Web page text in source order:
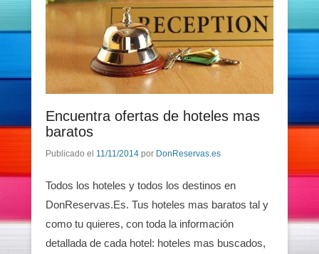
Encuentra ofertas de hoteles mas
baratos
Publicado el 11/11/2014 por DonReservas.es
Todos los hoteles y todos los destinos en
DonReservas.Es. Tus hoteles mas baratos tal y
como tu quieres, con toda la información
detallada de cada hotel: hoteles mas buscados,